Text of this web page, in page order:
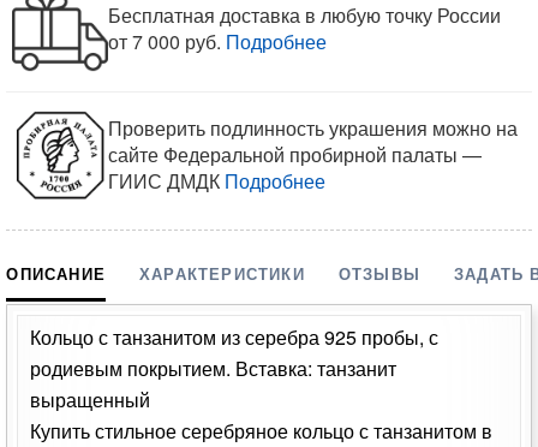
Бесплатная доставка в любую точку России
от 7 000 руб. Подробнее
Проверить подлинность украшения можно на
сайте Федеральной пробирной палаты —
ГИИС ДМДК Подробнее
ОПИСАНИЕ ХАРАКТЕРИСТИКИ ОТЗЫВЫ ЗАДАТЬ
Кольцо с танзанитом из серебра 925 пробы, с
родиевым покрытием. Вставка: танзанит
выращенный
Купить стильное серебряное кольцо с танзанитом в